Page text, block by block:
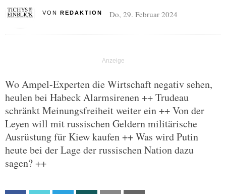
VON REDAKTION Do, 29. Februar 2024
Wo Ampel-Experten die Wirtschaft negativ sehen,
heulen bei Habeck Alarmsirenen ++ Trudeau
schränkt Meinungsfreiheit weiter ein ++ Von der
Leyen will mit russischen Geldern militärische
Ausrüstung für Kiew kaufen ++ Was wird Putin
heute bei der Lage der russischen Nation dazu
sagen? ++